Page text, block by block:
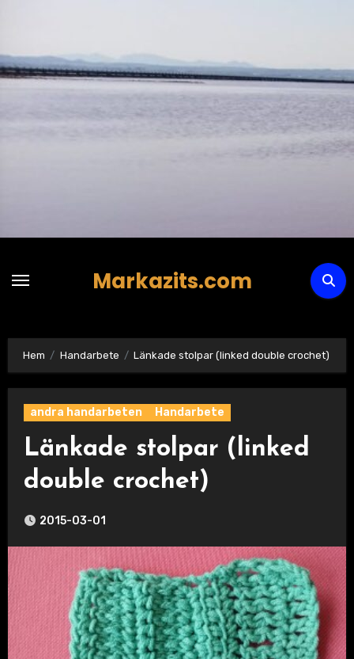
innehåll
Markazits.com
Hem Handarbete Länkade stolpar (linked double crochet)
andra handarbeten Handarbete
Länkade stolpar (linked
double crochet)
2015-03-01